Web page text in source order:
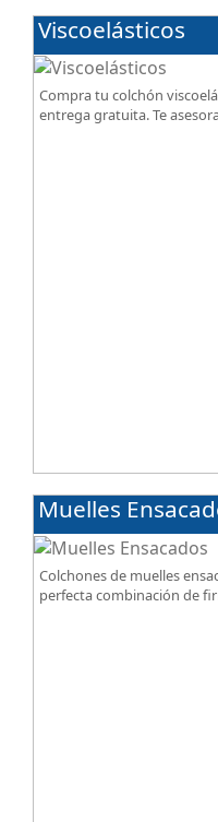
Viscoelásticos
Compra tu colchón
entrega gratuita. Te
Muelles
Colchones de muelles
perfecta combinación de